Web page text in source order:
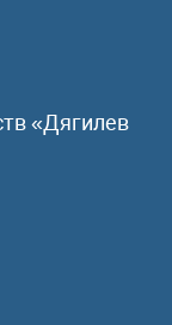
«Дягилев